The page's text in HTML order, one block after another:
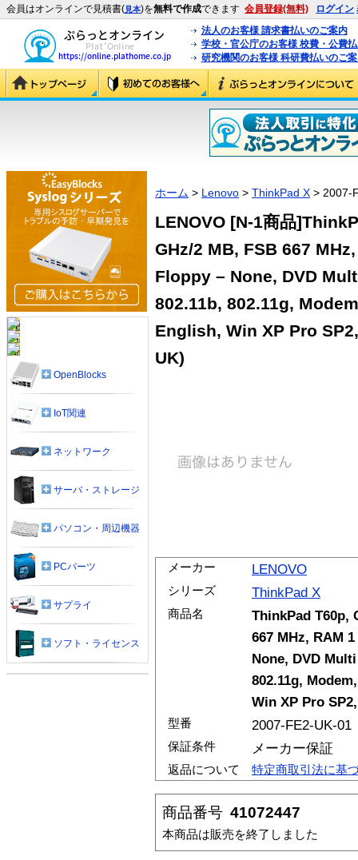
会員はオンラインで見積書(見本)を無料で作成できます 会員登録(無料) ログイン
法人のお客様 請求書払いのご案内
学校・官公庁のお客様 校費・公費
研究機関のお客様 科研費払いのご
ホーム > Lenovo > ThinkPad X > 2007-
LENOVO [N-1商品
GHz/2 MB, FSB 667
Floppy – None, DVD
802.11b, 802.11g,
English, Win XP Pro
UK)
メーカー LENOVO
シリーズ ThinkPad X
商品名
ThinkPad T60p,
667 MHz, RAM
None, DVD
802.11g,
Win XP Pro
型番 2007-FE2-UK-01
保証条件 メーカー保証
返品について 特定商取引法に基
商品番号 41072447
本商品は販売を終了しました
OpenBlocks
IoT関連
ネットワーク
サーバ・ストレージ
パソコン・周辺機器
PCパーツ
サプライ
ソフト・ライセンス